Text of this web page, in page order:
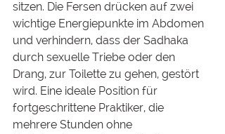
sitzen. Die Fersen drücken auf zwei
wichtige Energiepunkte im Abdomen
und verhindern, dass der Sadhaka
durch sexuelle Triebe oder den
Drang, zur Toilette zu gehen, gestört
wird. Eine ideale Position für
fortgeschrittene Praktiker, die
mehrere Stunden ohne